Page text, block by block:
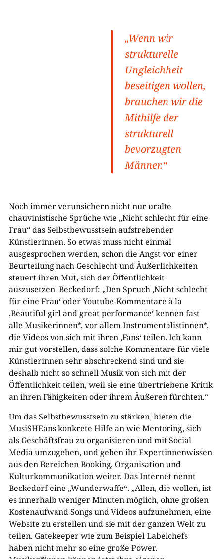
„Wenn wir
strukturelle
Ungleichheit
beseitigen wollen,
brauchen wir die
Mithilfe der
strukturell
bevorzugten
Männer.“
Noch immer verunsichern nicht nur uralte
chauvinistische Sprüche wie „Nicht schlecht für eine
Frau“ das Selbstbewusstsein aufstrebender
Künstlerinnen. So etwas muss nicht einmal
ausgesprochen werden, schon die Angst vor einer
Beurteilung nach Geschlecht und Äußerlichkeiten
steuert ihren Mut, sich der Öffentlichkeit
auszusetzen. Beckedorf: „Den Spruch ‚Nicht schlecht
für eine Frau‘ oder Youtube-Kommentare à la
‚Beautiful girl and great performance‘ kennen fast
alle Musikerinnen*, vor allem Instrumentalistinnen*,
die Videos von sich mit ihren ‚Fans‘ teilen. Ich kann
mir gut vorstellen, dass solche Kommentare für viele
Künstlerinnen sehr abschreckend sind und sie
deshalb nicht so schnell Musik von sich mit der
Öffentlichkeit teilen, weil sie eine übertriebene Kritik
an ihren Fähigkeiten oder ihrem Äußeren fürchten.“
Um das Selbstbewusstsein zu stärken, bieten die
MusiSHEans konkrete Hilfe an wie Mentoring, sich
als Geschäftsfrau zu organisieren und mit Social
Media umzugehen, und geben ihr Expertinnenwissen
aus den Bereichen Booking, Organisation und
Kulturkommunikation weiter. Das Internet nennt
Beckedorf eine „Wunderwaffe“. „Allen, die wollen, ist
es innerhalb weniger Minuten möglich, ohne großen
Kostenaufwand Songs und Videos aufzunehmen, eine
Website zu erstellen und sie mit der ganzen Welt zu
teilen. Gatekeeper wie zum Beispiel Labelchefs
haben nicht mehr so eine große Power.